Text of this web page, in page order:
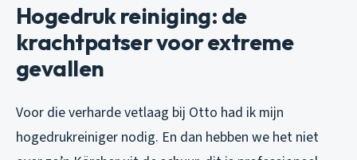
Hogedruk reiniging: de
krachtpatser voor extreme
gevallen
Voor die verharde vetlaag bij Otto had ik mijn
hogedrukreiniger nodig. En dan hebben we het niet